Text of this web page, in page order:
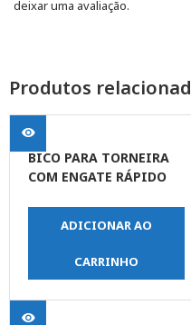
deixar uma avaliação.
Produtos
BICO PARA TORNEIRA
COM ENGATE RÁPIDO
ADICIONAR AO
CARRINHO